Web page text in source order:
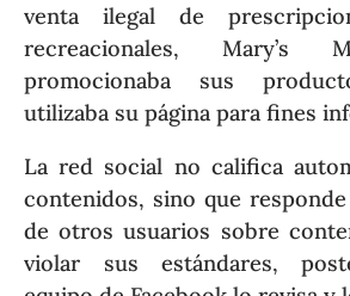
venta ilegal de
recreacionales, Mary’s
promocionaba sus
utilizaba su página para fines
La red social no califica
contenidos, sino que
de otros usuarios sobre
violar sus estándares,